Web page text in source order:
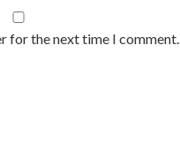
for the next time I comment.